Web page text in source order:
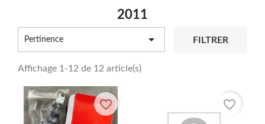
2011
Pertinence  FILTRER
Affichage 1-12 de 12 article(s)
favorite_border favorite_border